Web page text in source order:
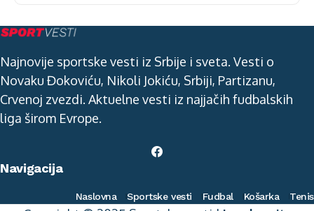
Najnovije sportske vesti iz Srbije i sveta. Vesti o
Novaku Đokoviću, Nikoli Jokiću, Srbiji, Partizanu,
Crvenoj zvezdi. Aktuelne vesti iz najjačih fudbalskih
liga širom Evrope.
Navigacija
Naslovna Sportske vesti Fudbal Košarka Tenis